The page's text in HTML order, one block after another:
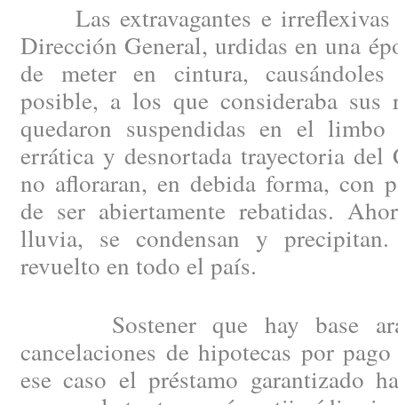
Las extravagantes e irreflexivas
Dirección General, urdidas en una
de meter en cintura,
posible, a los que consideraba sus
quedaron suspendidas en el
errática y desnortada trayectoria
no afloraran, en debida forma, con
de ser abiertamente rebatidas.
lluvia, se condensan y
revuelto en todo el país.
Sostener que hay base
cancelaciones de hipotecas por
ese caso el préstamo garantizado